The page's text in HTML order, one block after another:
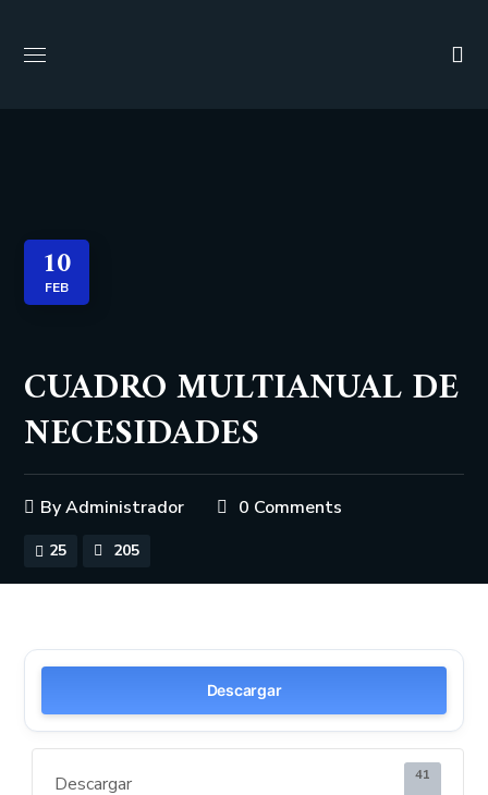
10
FEB
CUADRO MULTIANUAL DE
NECESIDADES
ByAdministrador 0 Comments
25 205
Descargar
Descargar 41